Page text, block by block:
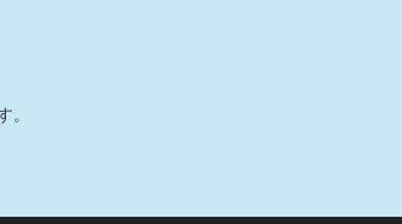
。